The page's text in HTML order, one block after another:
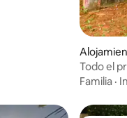
Todo el
Familia ·